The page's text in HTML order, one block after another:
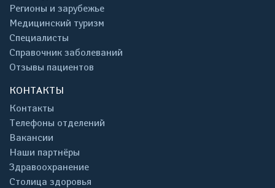
Регионы и зарубежье
Медицинский туризм
Специалисты
Справочник заболеваний
Отзывы пациентов
КОНТАКТЫ
Контакты
Телефоны отделений
Вакансии
Наши партнёры
Здравоохранение
Столица здоровья